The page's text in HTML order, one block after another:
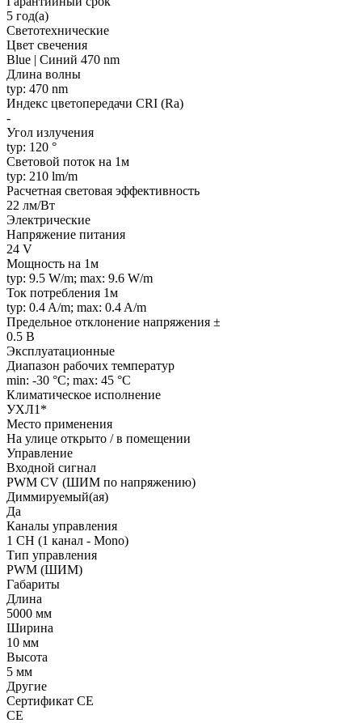
5 год(а)
Светотехнические
Цвет свечения
Blue | Синий 470 nm
Длина волны
typ: 470 nm
Индекс цветопередачи CRI (Ra)
-
Угол излучения
typ: 120 °
Световой поток на 1м
typ: 210 lm/m
Расчетная световая эффективность
22 лм/Вт
Электрические
Напряжение питания
24 V
Мощность на 1м
typ: 9.5 W/m; max: 9.6 W/m
Ток потребления 1м
typ: 0.4 A/m; max: 0.4 A/m
Предельное отклонение напряжения ±
0.5 В
Эксплуатационные
Диапазон рабочих температур
min: -30 °C; max: 45 °C
Климатическое исполнение
УХЛ1*
Место применения
На улице открыто / в помещении
Управление
Входной сигнал
PWM СV (ШИМ по напряжению)
Диммируемый(ая)
Да
Каналы управления
1 CH (1 канал - Mono)
Тип управления
PWM (ШИМ)
Габариты
Длина
5000 мм
Ширина
10 мм
Высота
5 мм
Другие
Сертификат CE
CE